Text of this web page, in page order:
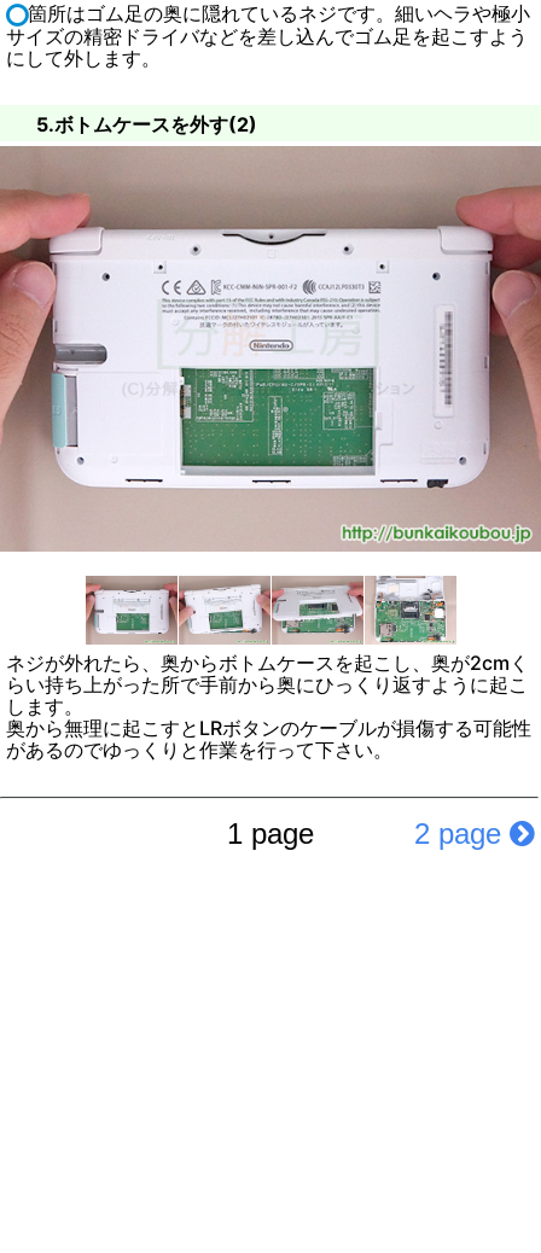
箇所はゴム足の奥に隠れているネジです。細いヘラや極小
サイズの精密ドライバなどを差し込んでゴム足を起こすよう
にして外します。
5.ボトムケースを外す(2)
ネジが外れたら、奥からボトムケースを起こし、奥が2cmく
らい持ち上がった所で手前から奥にひっくり返すように起こ
します。
奥から無理に起こすとLRボタンのケーブルが損傷する可能性
があるのでゆっくりと作業を行って下さい。
1 page 2 page